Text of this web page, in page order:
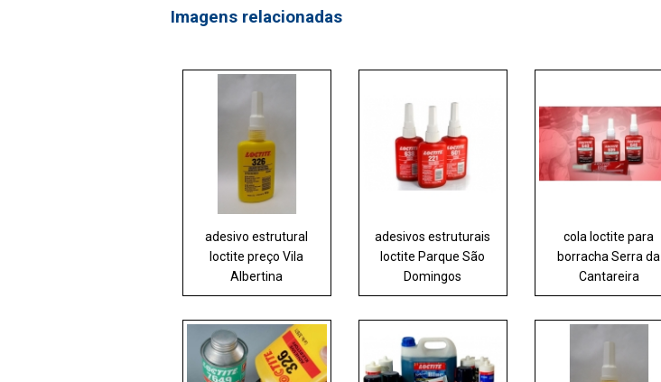
Imagens relacionadas
adesivo estrutural
loctite preço Vila
Albertina
adesivos estruturais
loctite Parque São
Domingos
cola loctite para
borracha Serra da
Cantareira